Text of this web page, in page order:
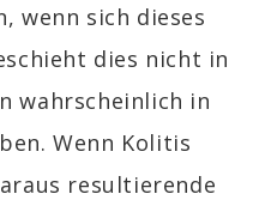
wenn sich dieses
dies nicht in
wahrscheinlich in
Wenn Kolitis
resultierende